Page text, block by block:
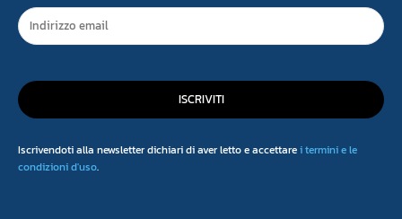
ISCRIVITI
Iscrivendoti alla newsletter dichiari di aver letto e accettarei termini e le
condizioni d'uso.